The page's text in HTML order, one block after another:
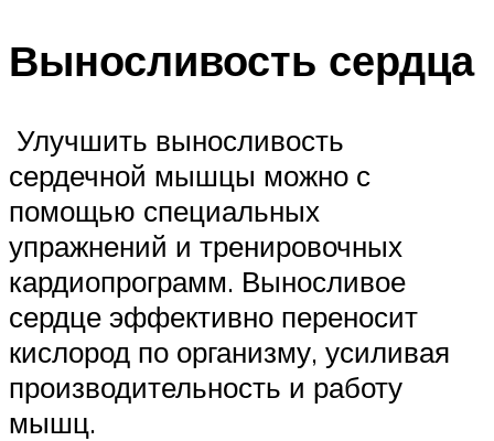
Выносливость сердца
Улучшить выносливость
сердечной мышцы можно с
помощью специальных
упражнений и тренировочных
кардиопрограмм. Выносливое
сердце эффективно переносит
кислород по организму, усиливая
производительность и работу
мышц.